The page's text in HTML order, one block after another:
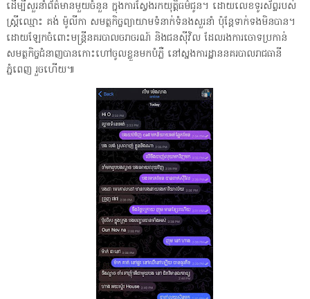
ដើម្បីសួរនាំព័ត៌មានមួយចំនួន ក្នុងការស្វែងរកយុត្តិធម៌ជូន។ ដោយលេខទូរស័ព្ទរបស់
ស្ត្រីឈ្មោះ គង់ ម៉ូលីកា សមត្ថកិច្ចព្យាយាមទំនាក់ទំនងសួរនាំ ប៉ុន្តែទាក់ទងមិនបាន។
ដោយឡែកចំពោះមន្ត្រីនគរបាលចរាចរណ៍ និងជនស៊ីវិល ដែលរងការចោទប្រកាន់
សមត្ថកិច្ចជំនាញបានកោះហៅចូលខ្លួនមកបំភ្លឺ នៅស្នងការដ្ឋាននគរបាលរាជធានី
ភ្នំពេញ រួចហើយ៕